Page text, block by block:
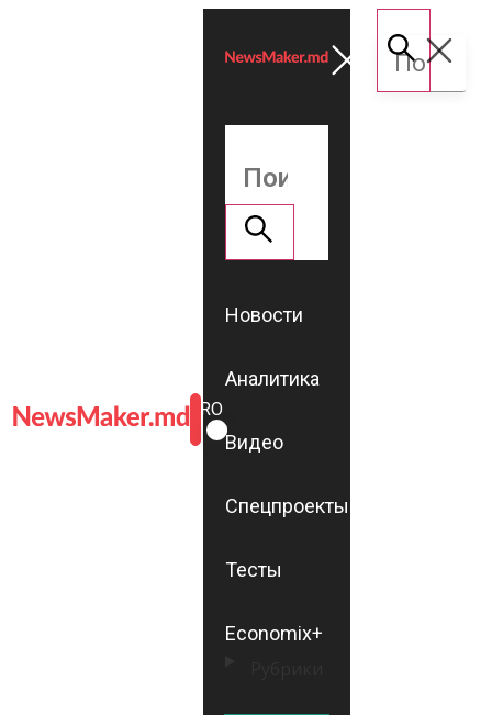
ROMÂNĂ
RU
Новости
Аналитика
Видео
Спецпроекты
Тесты
Economix+